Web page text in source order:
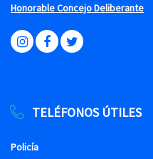
Honorable Concejo Deliberante
TELÉFONOS ÚTILES
Policía